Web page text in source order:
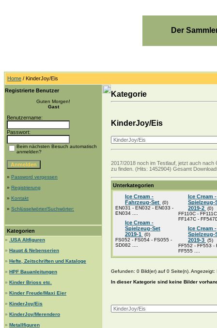
Der
Home / KinderJoy/Eis
Registrierte Benutzer
Guten Morgen!
Gast
Benutzername:
Passwort:
Beim nächsten Besuch automatisch
anmelden?
» Password vergessen
» Registrierung
» Kontakt
» Schlüsselwörter/Suchwörter:
Kategorien
»
.USA Altfiguren
» Haupt & Nebenserien
» Hefte, Zeitschriften und Kataloge
» HPF Bauanleitungen
» Kinder Brioss etc.
» Kinder Freude/Maxi Eier
» KinderJoy/Eis
» KinderJoy/Merendero
» Metallfiguren
Kategorie
KinderJoy/Eis
2017/2018 noch im Testlauf, jetzt auch
zu finden. (Hits: 1452904) Gesamt
Unterkategorien
Ice Cream -
Fahrzeug-Set (0)
EN031 - EN032 - EN033 -
EN034 ....
Ice Cream -
Spielzeug-Set
2019-1 (0)
FS052 - FS054 - FS055 -
SD082 ....
Ice Cream -
Spielzeug-
2019-2 (0)
FF110C -
FF147C -
Ice Cream -
Spielzeug-
2019-3 (5)
FF552 - FF553 -
FF555 ....
Gefunden: 0 Bild(er) auf 0 Seite(n). Angezeigt:
In dieser Kategorie sind keine Bilder